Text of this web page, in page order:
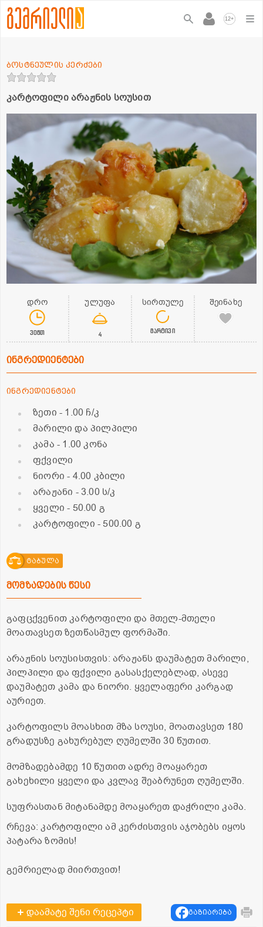
12+
კარტოფილი არაჟნის სოუსით
ბოსტნეულის კერძები
დრო
30წთ
ულუფა
4
სირთულე
მარტივი
შეინახე
ინგრედიენტები
ინგრედიენტები
ზეთი - 1.00 ჩ/კ
მარილი და პილპილი
კამა - 1.00 კონა
ფქვილი
ნიორი- 4.00 კბილი
არაჟანი - 3.00 ს/კ
ყველი- 50.00 გ
კარტოფილი - 500.00 გ
ტაბულა
მომზადების წესი
გაფცქვენით კარტოფილი და მთელ-მთელი
მოათავსეთ ზეთწასმულ ფორმაში.
არაჟნის სოუსისთვის: არაჟანს დაუმატეთ მარილი,
პილპილი და ფქვილი გასასქელებლად, ასევე
დაუმატეთ კამა და ნიორი. ყველაფერი კარგად
აურიეთ.
კარტოფილს მოასხით მზა სოუსი, მოათავსეთ 180
გრადუსზე გახურებულ ღუმელში 30 წუთით.
მომზადებამდე 10 წუთით ადრე მოაყარეთ
გახეხილი ყველი და კვლავ შეაბრუნეთ ღუმელში.
სუფრასთან მიტანამდე მოაყარეთ დაჭრილი კამა.
რჩევა: კარტოფილი ამ კერძისთვის აჯობებს იყოს
პატარა ზომის!
გემრიელად მიირთვით!
დაამატე შენი რეცეპტი გაზიარება